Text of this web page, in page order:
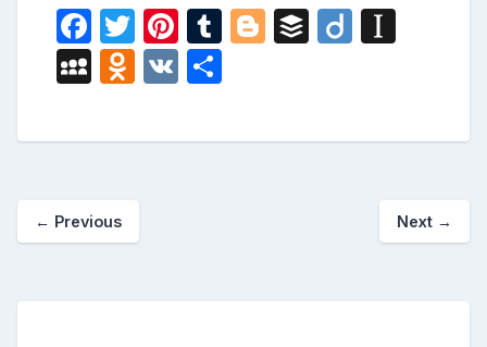
F
a
c
e
o
T
w
itt
er
Pi
nt
er
e
T
bl
Bl
g
B
r
Di
p
er
M
S
a
c
O
n
a
V
ar
← Previous Next →